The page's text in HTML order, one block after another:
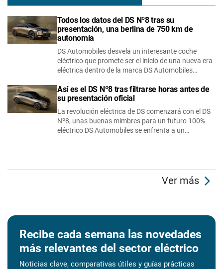
Todos los datos del DS Nº8 tras su
presentación, una berlina de 750 km de
autonomía
DS Automobiles desvela un interesante coche
eléctrico que promete ser el inicio de una nueva era
eléctrica dentro de la marca DS Automobiles…
Así es el DS Nº8 tras filtrarse horas antes de
su presentación oficial
La revolución eléctrica de DS comenzará con el DS
Nº8, unas buenas mimbres para un futuro 100%
eléctrico DS Automobiles se enfrenta a un…
Ver más
Recibe cada semana las novedades
más relevantes del sector eléctrico
Noticias clave, comparativas útiles y guías prácticas